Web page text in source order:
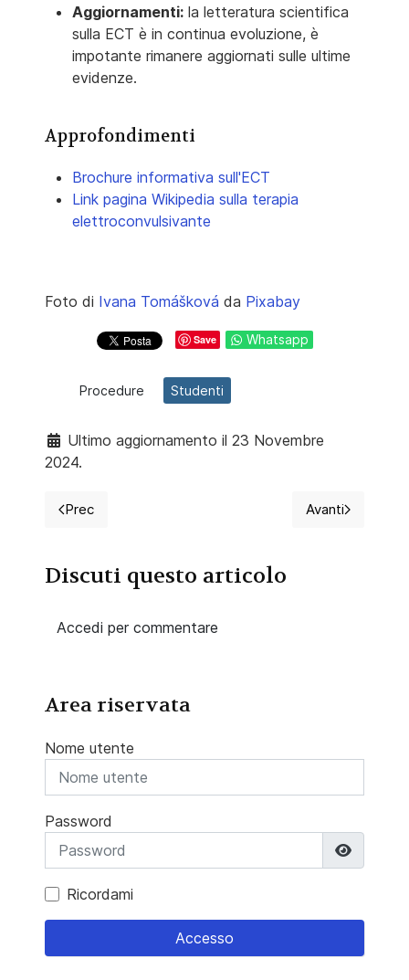
Aggiornamenti: la letteratura scientifica
sulla ECT è in continua evoluzione, è
impotante rimanere aggiornati sulle ultime
evidenze.
Approfondimenti
Brochure informativa sull'ECT
Link pagina Wikipedia sulla terapia
elettroconvulsivante
Foto di Ivana Tomášková da Pixabay
Save Whatsapp
Procedure Studenti
Ultimo aggiornamento il 23 Novembre
2024.
Articolo precedente: La terapia endocrina nel
Prec Articolo
Avanti
Discuti questo articolo
Accedi per commentare
Area riservata
Nome utente
Password
Ricordami
Accesso